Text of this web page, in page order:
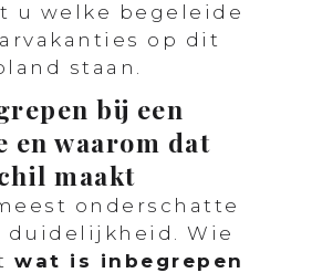
u welke begeleide
op dit
staan.
bij een
waarom dat
maakt
onderschatte
duidelijkheid. Wie
wat is inbegrepen